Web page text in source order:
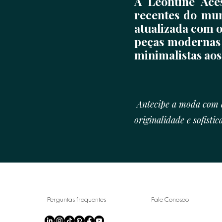
recentes do
atualizada com
peças
minimalistas
Antecipe a moda com
originalidade e
Perguntas frequentes Fale Conosco